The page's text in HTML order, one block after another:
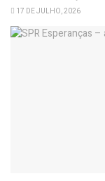
17 DE JULHO, 2026